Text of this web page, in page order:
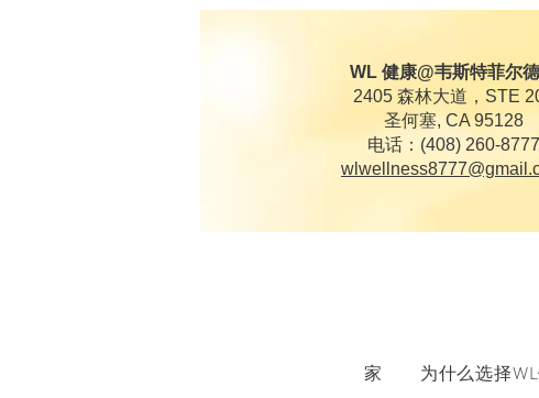
WL 健康@韦斯特菲尔
2405 森林大道，STE
圣何塞, CA 95128
电话：(408) 260-8777
家 为什么选择